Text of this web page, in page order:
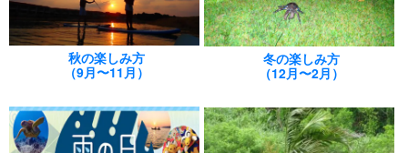
秋の楽しみ方
（9月〜11月）
冬の楽しみ方
（12月〜2月）